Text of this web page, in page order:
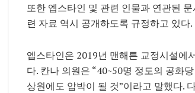
또한 엡스타인 및 관련 인물과 연관된 문
련 자료 역시 공개하도록 규정하고 있다.
엡스타인은 2019년 맨해튼 교정시설에
다. 칸나 의원은 “40~50명 정도의 공화
상원에도 압박이 될 것”이라고 말했다.